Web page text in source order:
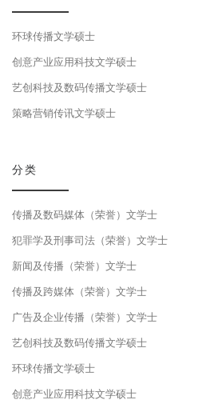
环球传播文学硕士
创意产业应用科技文学硕士
艺创科技及数码传播文学硕士
策略营销传讯文学硕士
分类
传播及数码媒体（荣誉）文学士
犯罪学及刑事司法（荣誉）文学士
新闻及传播（荣誉）文学士
传播及跨媒体（荣誉）文学士
广告及企业传播（荣誉）文学士
艺创科技及数码传播文学硕士
环球传播文学硕士
创意产业应用科技文学硕士